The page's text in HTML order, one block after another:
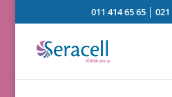
011 414 65 65 │